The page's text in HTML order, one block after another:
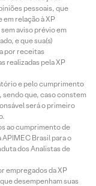
pessoais, que
relação à XP
aviso prévio em
e que sua(s)
por receitas
realizadas pela XP
e pelo cumprimento
sendo que, caso constem
será o primeiro
ao cumprimento de
Brasil para o
dos Analistas de
empregados da XP
desempenham suas